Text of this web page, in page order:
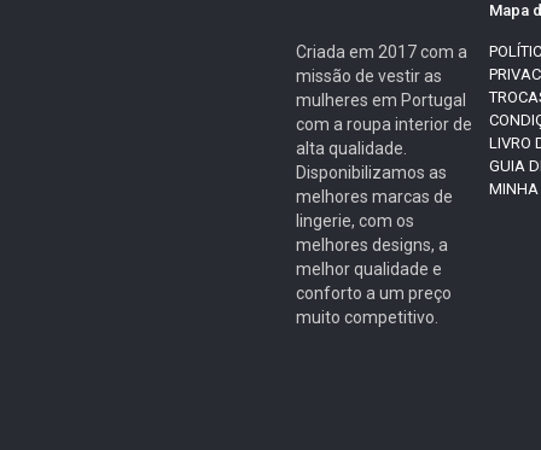
Criada em 2017 com a
missão de vestir as
mulheres em Portugal
com a roupa interior de
alta qualidade.
Disponibilizamos as
melhores marcas de
lingerie, com os
melhores designs, a
melhor qualidade e
conforto a um preço
muito competitivo.
Mapa
LIVRO
GUIA
MINHA